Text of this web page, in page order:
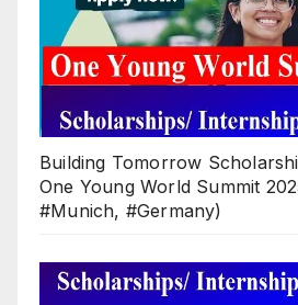
Building Tomorrow
One Young World Summit
#Munich, #Germany)